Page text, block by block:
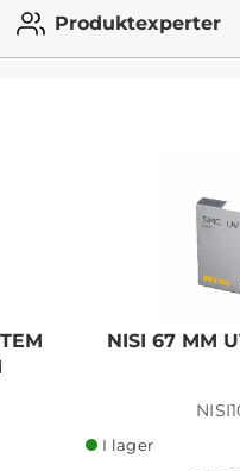
Produktexperter
NISI 67 MM
I lager